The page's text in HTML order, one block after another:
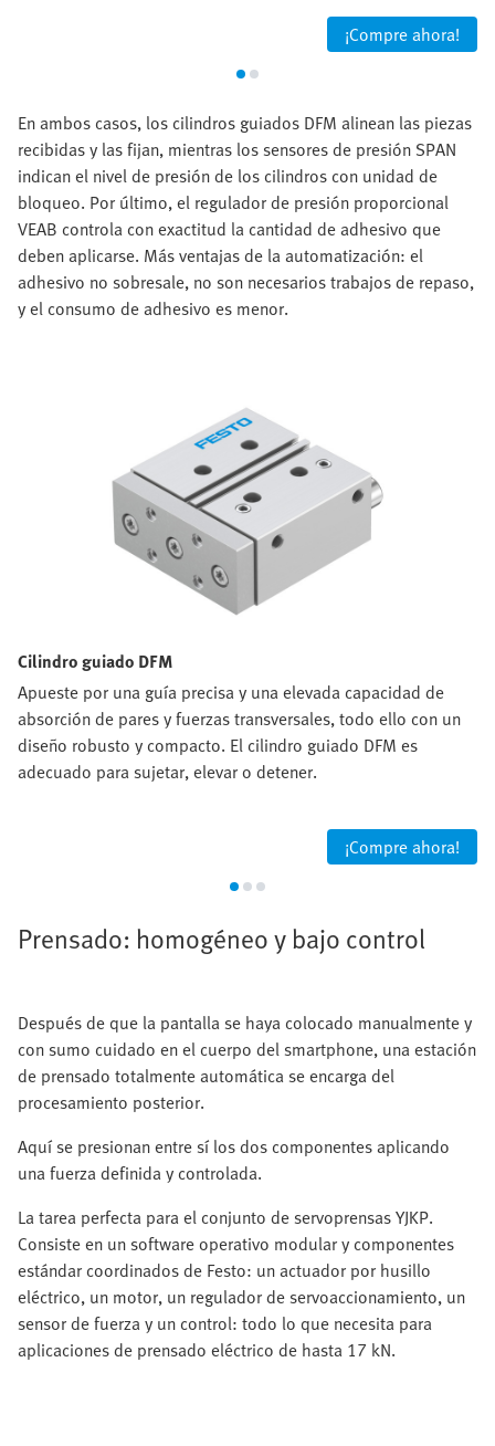
¡Compre ahora!
En ambos casos, los cilindros guiados DFM alinean las piezas
recibidas y las fijan, mientras los sensores de presión SPAN
indican el nivel de presión de los cilindros con unidad de
bloqueo. Por último, el regulador de presión proporcional
VEAB controla con exactitud la cantidad de adhesivo que
deben aplicarse. Más ventajas de la automatización: el
adhesivo no sobresale, no son necesarios trabajos de repaso,
y el consumo de adhesivo es menor.
Cilindro guiado DFM
Apueste por una guía precisa y una elevada capacidad de
absorción de pares y fuerzas transversales, todo ello con un
diseño robusto y compacto. El cilindro guiado DFM es
adecuado para sujetar, elevar o detener.
¡Compre ahora!
Prensado: homogéneo y bajo control
Después de que la pantalla se haya colocado manualmente y
con sumo cuidado en el cuerpo del smartphone, una estación
de prensado totalmente automática se encarga del
procesamiento posterior.
Aquí se presionan entre sí los dos componentes aplicando
una fuerza definida y controlada.
La tarea perfecta para el conjunto de servoprensas YJKP.
Consiste en un software operativo modular y componentes
estándar coordinados de Festo: un actuador por husillo
eléctrico, un motor, un regulador de servoaccionamiento, un
sensor de fuerza y un control: todo lo que necesita para
aplicaciones de prensado eléctrico de hasta 17 kN.